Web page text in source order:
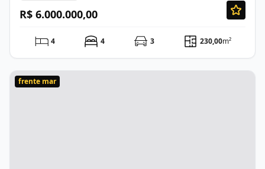
R$ 6.000.000,00
4 4 3 230,00m²
frente mar